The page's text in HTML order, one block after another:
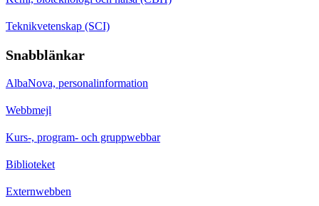
Teknikvetenskap (SCI)
Snabblänkar
AlbaNova, personalinformation
Webbmejl
Kurs-, program- och gruppwebbar
Biblioteket
Externwebben